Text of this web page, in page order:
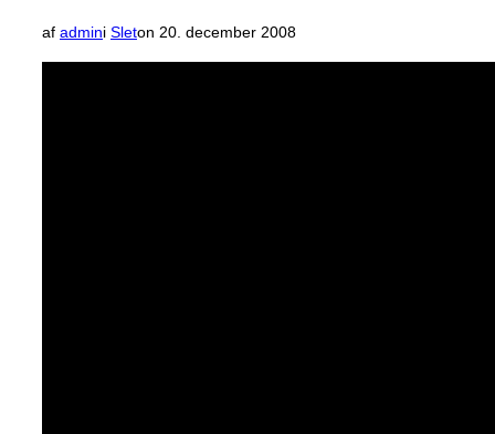
af admini Sleton Udgivet
d.
20. december 2008